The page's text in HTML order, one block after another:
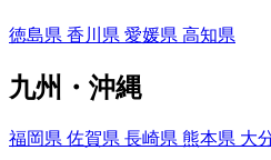
徳島県 香川県 愛媛県 高知県
九州・沖縄
福岡県 佐賀県 長崎県 熊本県 大